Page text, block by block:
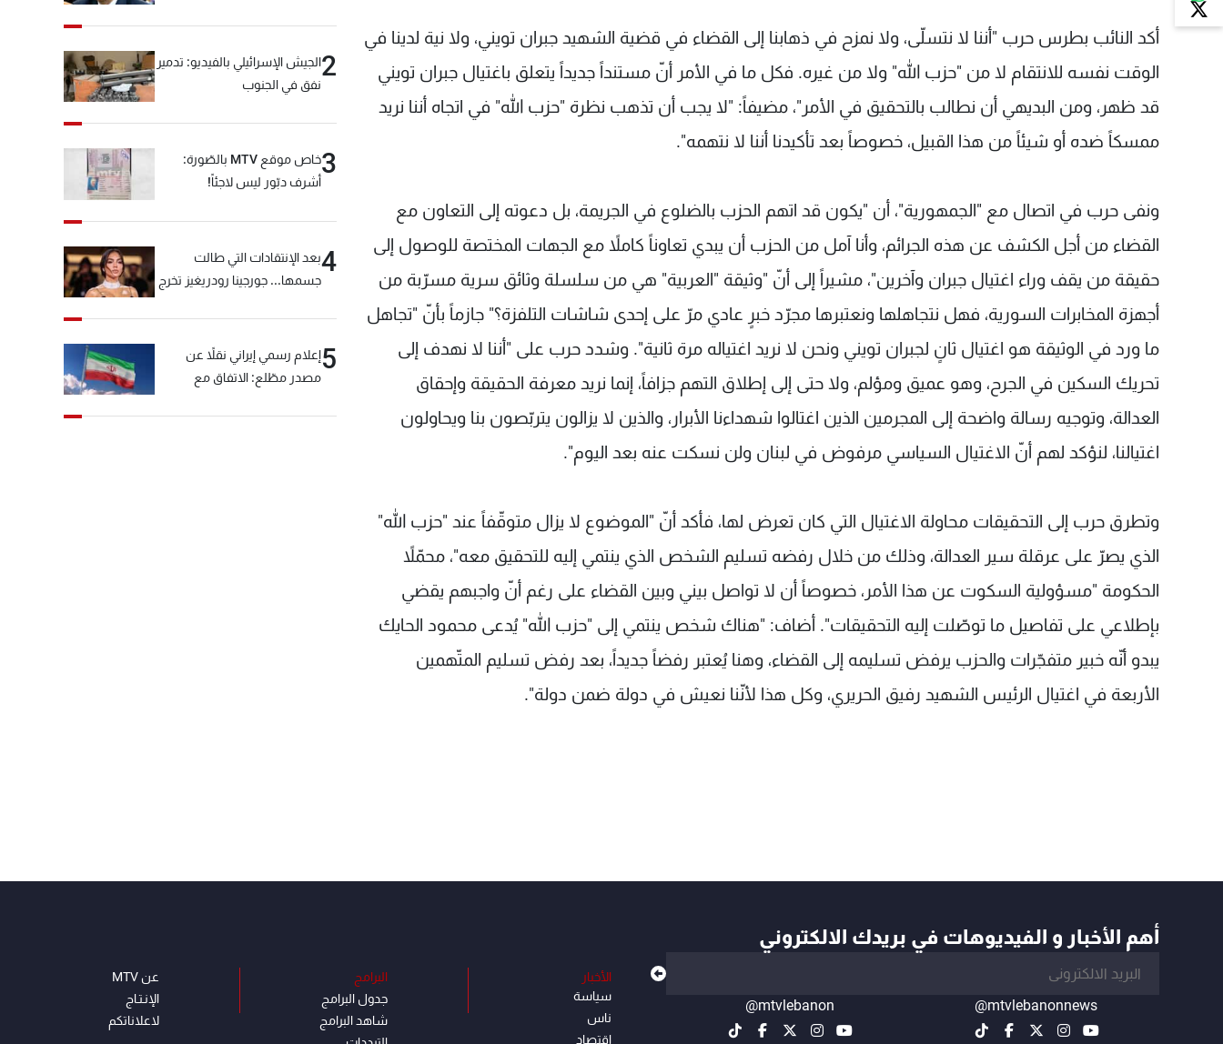
أكد النائب بطرس حرب "أننا لا نتسلّى، ولا نمزح في ذهابنا إلى القضاء في قضية الشهيد جبران تويني، ولا نية لدينا في
الوقت نفسه للانتقام لا من "حزب الله" ولا من غيره. فكل ما في الأمر أنّ مستنداً جديداً يتعلق باغتيال جبران تويني
قد ظهر، ومن البديهي أن نطالب بالتحقيق في الأمر"، مضيفاً: "لا يجب أن تذهب نظرة "حزب الله" في اتجاه أننا نريد
ممسكاً ضده أو شيئاً من هذا القبيل، خصوصاً بعد تأكيدنا أننا لا نتهمه".
ونفى حرب في اتصال مع "الجمهورية"، أن "يكون قد اتهم الحزب بالضلوع في الجريمة، بل دعوته إلى التعاون مع
القضاء من أجل الكشف عن هذه الجرائم، وأنا آمل من الحزب أن يبدي تعاوناً كاملاً مع الجهات المختصة للوصول إلى
حقيقة من يقف وراء اغتيال جبران وآخرين"، مشيراً إلى أنّ "وثيقة "العربية" هي من سلسلة وثائق سرية مسرّبة من
أجهزة المخابرات السورية، فهل نتجاهلها ونعتبرها مجرّد خبرٍ عادي مرّ على إحدى شاشات التلفزة؟" جازماً بأنّ "تجاهل
ما ورد في الوثيقة هو اغتيال ثانٍ لجبران تويني ونحن لا نريد اغتياله مرة ثانية". وشدد حرب على "أننا لا نهدف إلى
تحريك السكين في الجرح، وهو عميق ومؤلم، ولا حتى إلى إطلاق التهم جزافاً، إنما نريد معرفة الحقيقة وإحقاق
العدالة، وتوجيه رسالة واضحة إلى المجرمين الذين اغتالوا شهداءنا الأبرار، والذين لا يزالون يتربّصون بنا ويحاولون
اغتيالنا، لنؤكد لهم أنّ الاغتيال السياسي مرفوض في لبنان ولن نسكت عنه بعد اليوم".
وتطرق حرب إلى التحقيقات محاولة الاغتيال التي كان تعرض لها، فأكد أنّ "الموضوع لا يزال متوقّفاً عند "حزب الله"
الذي يصرّ على عرقلة سير العدالة، وذلك من خلال رفضه تسليم الشخص الذي ينتمي إليه للتحقيق معه"، محمّلاً
الحكومة "مسؤولية السكوت عن هذا الأمر، خصوصاً أن لا تواصل بيني وبين القضاء على رغم أنّ واجبهم يقضي
بإطلاعي على تفاصيل ما توصّلت إليه التحقيقات". أضاف: "هناك شخص ينتمي إلى "حزب الله" يُدعى محمود الحايك
يبدو أنّه خبير متفجّرات والحزب يرفض تسليمه إلى القضاء، وهنا يُعتبر رفضاً جديداً، بعد رفض تسليم المتّهمين
الأربعة في اغتيال الرئيس الشهيد رفيق الحريري، وكل هذا لأنّنا نعيش في دولة ضمن دولة".
2الجيش الإسرائيلي بالفيديو: تدمير
نفق في الجنوب
3
خاص موقع MTV بالصّورة:
أشرف دبّور ليس لاجئاً!
4بعد الإنتقادات التي طالت
جسمها... جورجينا رودريغيز تخرج
5إعلام رسمي إيراني نقلاً عن
مصدر مطّلع: الاتفاق مع
أهم الأخبار و الفيديوهات في بريدك الالكتروني
@mtvlebanonnews
@mtvlebanon
الأخبار
سياسة
ناس
إقتصاد
البرامج
جدول البرامج
شاهد البرامج
عن MTV
الإنـتـاج
لاعلاناتكم